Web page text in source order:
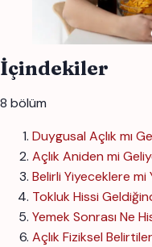
İçindekiler
8 bölüm
Duygusal Açlık mı
Açlık Aniden mi
Belirli Yiyeceklere
Tokluk Hissi
Yemek Sonrası Ne
Açlık Fiziksel